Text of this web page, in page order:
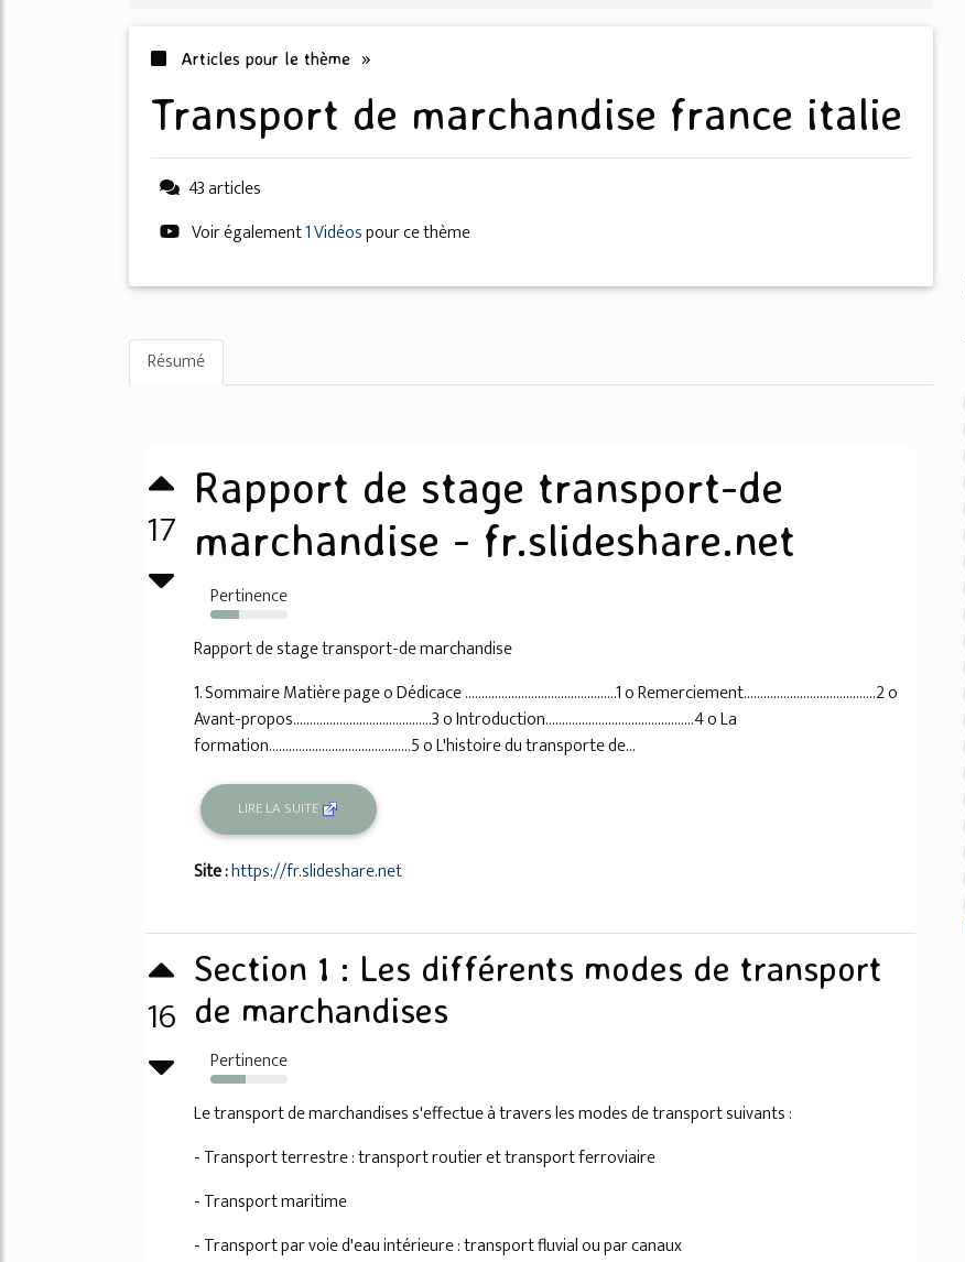
Articles pour le thème »
transport de marchandise france italie
43 articles
Voir également1 Vidéospour ce thème
Résumé
17
Rapport de stage transport-de
marchandise - fr.slideshare.net
Pertinence
37%
Rapport de stage transport-de marchandise
1. Sommaire Matière page o Dédicace ..............................................1 o Remerciement........................................2 o
Avant-propos..........................................3 o Introduction.............................................4 o La
formation...........................................5 o L'histoire du transporte de...
LIRE LA SUITE
Site :https://fr.slideshare.net
16
Section 1 : Les différents modes de transport
de marchandises
Pertinence
46%
Le transport de marchandises s'effectue à travers les modes de transport suivants :
- Transport terrestre : transport routier et transport ferroviaire
- Transport maritime
- Transport par voie d'eau intérieure : transport fluvial ou par canaux